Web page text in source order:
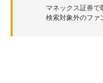
マネックス証券で
検索対象外のファ